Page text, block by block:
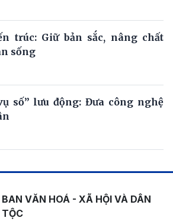
trúc: Giữ bản sắc, nâng chất
sống
số” lưu động: Đưa công nghệ
BAN VĂN HOÁ - XÃ HỘI VÀ DÂN
TỘC